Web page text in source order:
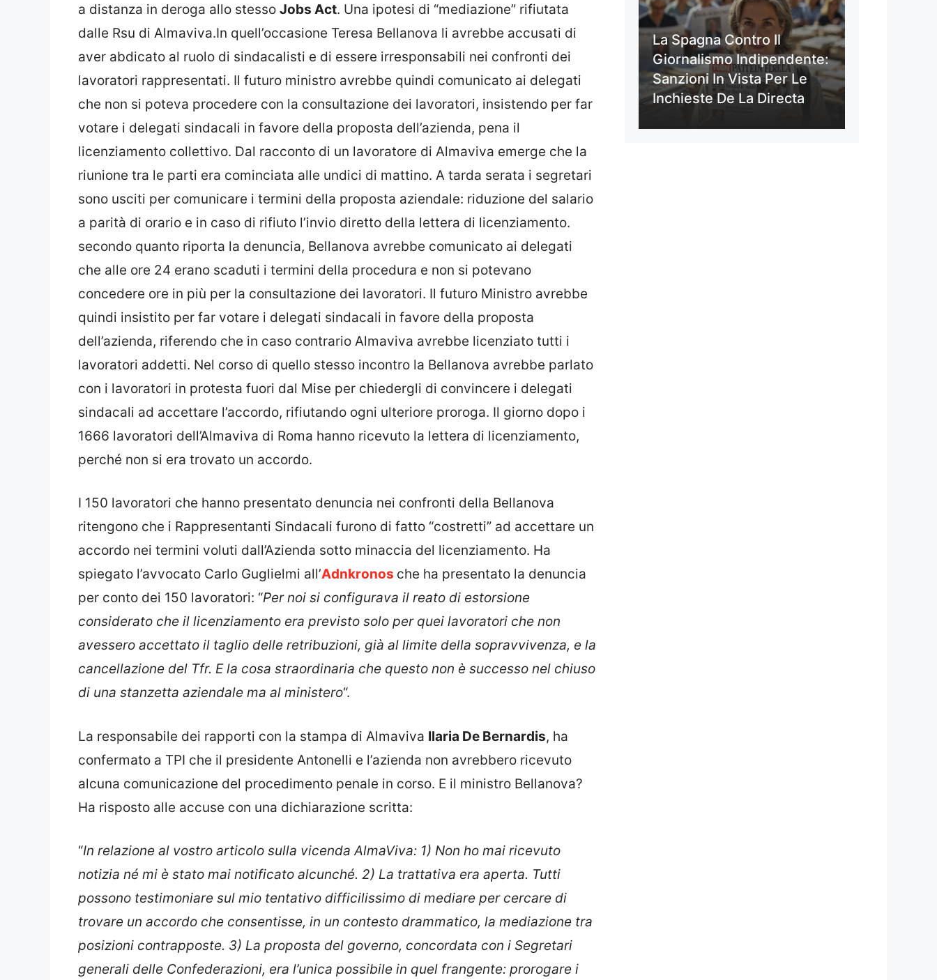
a distanza in deroga allo stesso Jobs Act. Una ipotesi di “mediazione” rifiutata
dalle Rsu di Almaviva.In quell’occasione Teresa Bellanova li avrebbe accusati di
aver abdicato al ruolo di sindacalisti e di essere irresponsabili nei confronti dei
lavoratori rappresentati. Il futuro ministro avrebbe quindi comunicato ai delegati
che non si poteva procedere con la consultazione dei lavoratori, insistendo per far
votare i delegati sindacali in favore della proposta dell’azienda, pena il
licenziamento collettivo. Dal racconto di un lavoratore di Almaviva emerge che la
riunione tra le parti era cominciata alle undici di mattino. A tarda serata i segretari
sono usciti per comunicare i termini della proposta aziendale: riduzione del salario
a parità di orario e in caso di rifiuto l’invio diretto della lettera di licenziamento.
secondo quanto riporta la denuncia, Bellanova avrebbe comunicato ai delegati
che alle ore 24 erano scaduti i termini della procedura e non si potevano
concedere ore in più per la consultazione dei lavoratori. Il futuro Ministro avrebbe
quindi insistito per far votare i delegati sindacali in favore della proposta
dell’azienda, riferendo che in caso contrario Almaviva avrebbe licenziato tutti i
lavoratori addetti. Nel corso di quello stesso incontro la Bellanova avrebbe parlato
con i lavoratori in protesta fuori dal Mise per chiedergli di convincere i delegati
sindacali ad accettare l’accordo, rifiutando ogni ulteriore proroga. Il giorno dopo i
1666 lavoratori dell’Almaviva di Roma hanno ricevuto la lettera di licenziamento,
perché non si era trovato un accordo.
I 150 lavoratori che hanno presentato denuncia nei confronti della Bellanova
ritengono che i Rappresentanti Sindacali furono di fatto “costretti” ad accettare un
accordo nei termini voluti dall’Azienda sotto minaccia del licenziamento. Ha
spiegato l’avvocato Carlo Guglielmi all’Adnkronos che ha presentato la denuncia
per conto dei 150 lavoratori: “Per noi si configurava il reato di estorsione
considerato che il licenziamento era previsto solo per quei lavoratori che non
avessero accettato il taglio delle retribuzioni, già al limite della sopravvivenza, e la
cancellazione del Tfr. E la cosa straordinaria che questo non è successo nel chiuso
di una stanzetta aziendale ma al ministero“.
La responsabile dei rapporti con la stampa di Almaviva Ilaria De Bernardis, ha
confermato a TPI che il presidente Antonelli e l’azienda non avrebbero ricevuto
alcuna comunicazione del procedimento penale in corso. E il ministro Bellanova?
Ha risposto alle accuse con una dichiarazione scritta:
“In relazione al vostro articolo sulla vicenda AlmaViva: 1) Non ho mai ricevuto
notizia né mi è stato mai notificato alcunché. 2) La trattativa era aperta. Tutti
possono testimoniare sul mio tentativo difficilissimo di mediare per cercare di
trovare un accordo che consentisse, in un contesto drammatico, la mediazione tra
posizioni contrapposte. 3) La proposta del governo, concordata con i Segretari
generali delle Confederazioni, era l’unica possibile in quel frangente: prorogare i
La Spagna Contro Il
Giornalismo Indipendente:
Sanzioni In Vista Per Le
Inchieste De La Directa